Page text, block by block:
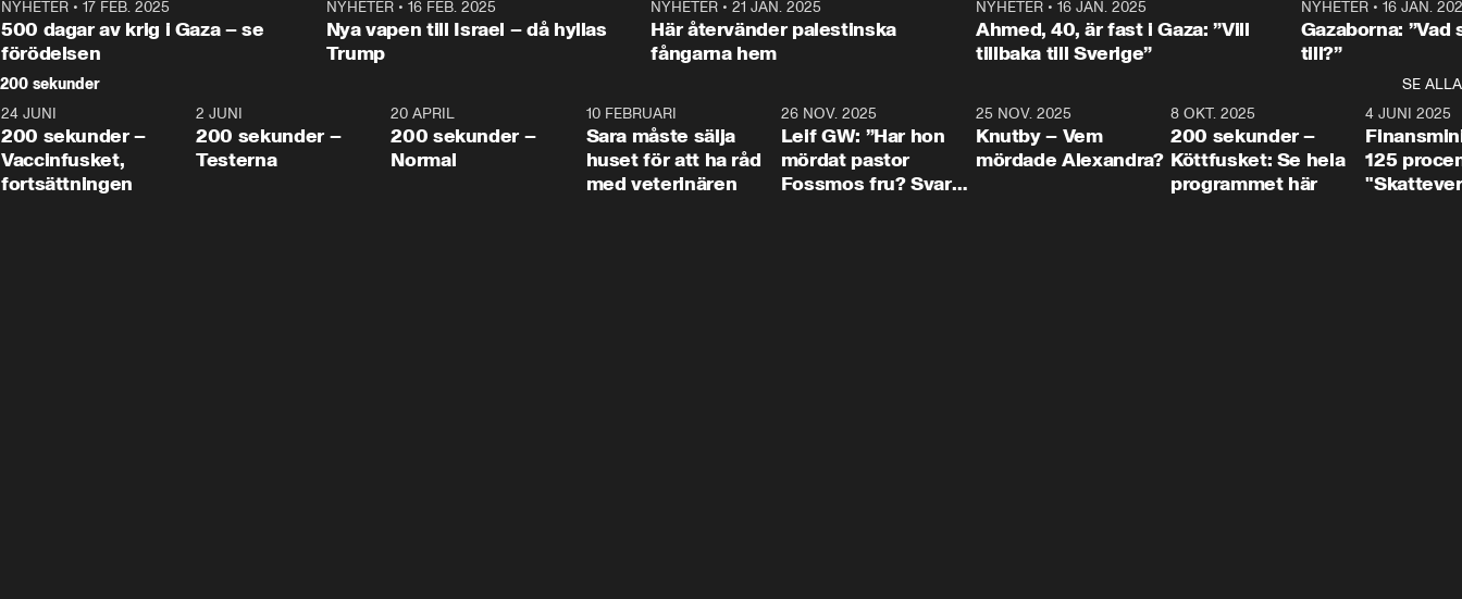
Thand Ring
NYHETER • 17 FEB. 2025
500 dagar av krig i Gaza – se
förödelsen
NYHETER• 16 FEB. 2025
Nya vapen till Israel – då hyllas
Trump
NYHETER •21 JAN. 2025
Här återvänder palestinska
fångarna hem
NYHETER• 16 JAN. 2025
Ahmed, 40, är fast i Gaza: ”Vill
tillbaka till Sverige”
NYHETER• 16 JAN.
Gazaborna:
till?”
200 sekunder
SE ALLA
5:00
24 JUNI
200 sekunder –
Vaccinfusket,
fortsättningen
4:23
2 JUNI
200 sekunder –
Testerna
20 APRIL
200 sekunder –
Normal
10 FEBRUARI
Sara måste sälja
huset för att ha råd
med veterinären
26 NOV. 2025
Leif GW: ”Har hon
mördat pastor
Fossmos fru? Svar
31:05
25 NOV. 2025
Knutby – Vem
mördade Alexandra?
4:29
8 OKT. 2025
200 sekunder –
Köttfusket: Se hela
programmet här
4 JUNI 2025
125